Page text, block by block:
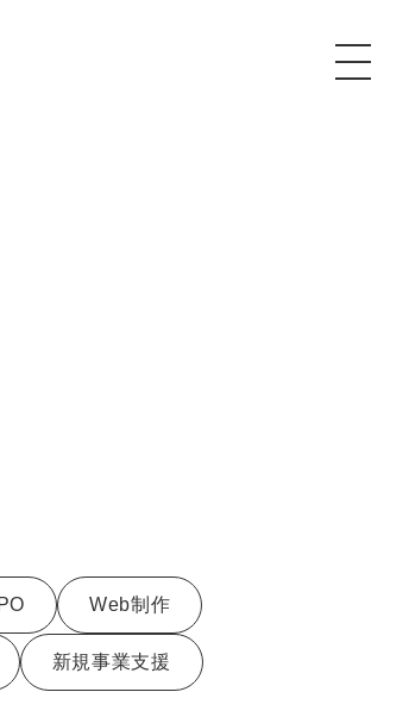
マキトルくん』
ル構築『トリトル』
Web制作
新規事業支援